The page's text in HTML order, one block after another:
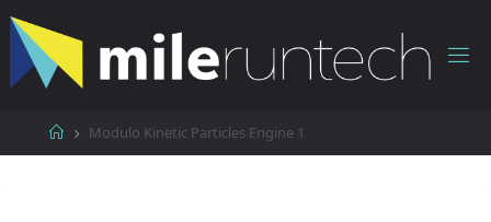
コ
ン
ホ
ー
Modulo Kinetic Particles Engine 1